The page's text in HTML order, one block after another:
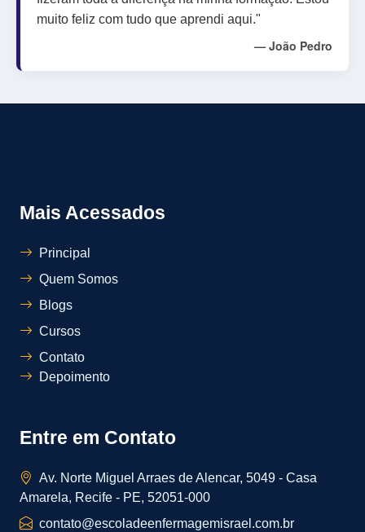
muito feliz com tudo que aprendi aqui."
— João Pedro
Mais Acessados
Principal
Quem Somos
Blogs
Cursos
Contato
Depoimento
Entre em Contato
Av. Norte Miguel Arraes de Alencar, 5049 - Casa
Amarela, Recife - PE, 52051-000
contato@escoladeenfermagemisrael.com.br